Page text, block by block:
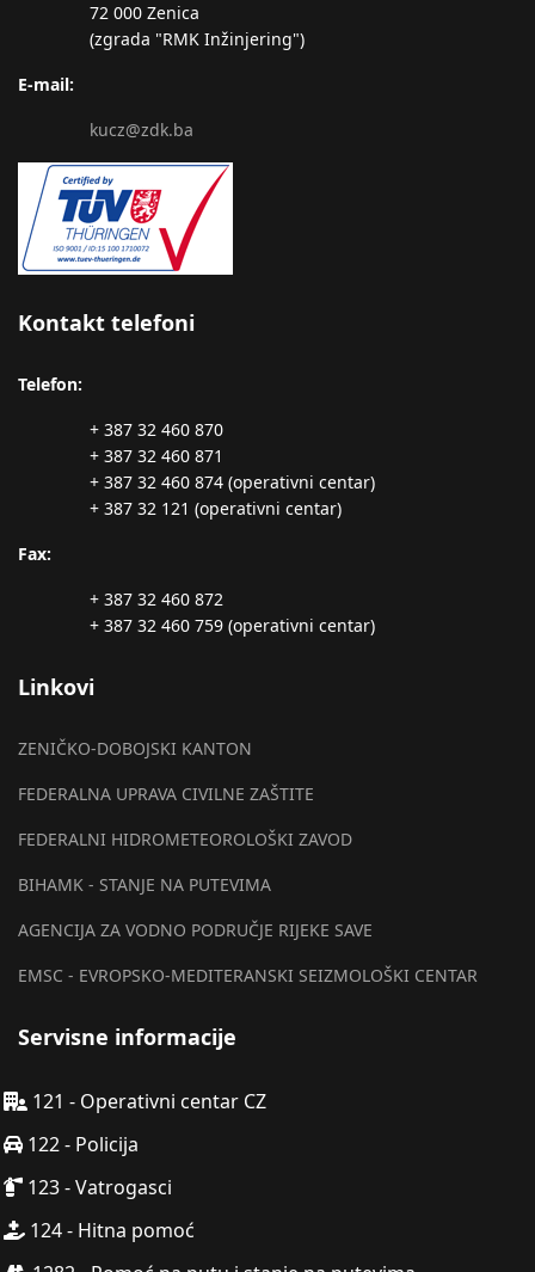
72 000 Zenica
(zgrada "RMK Inžinjering")
E-mail:
kucz@zdk.ba
Kontakt telefoni
Telefon:
+ 387 32 460 870
+ 387 32 460 871
+ 387 32 460 874 (operativni centar)
+ 387 32 121 (operativni centar)
Fax:
+ 387 32 460 872
+ 387 32 460 759 (operativni centar)
Linkovi
ZENIČKO-DOBOJSKI KANTON
FEDERALNA UPRAVA CIVILNE ZAŠTITE
FEDERALNI HIDROMETEOROLOŠKI ZAVOD
BIHAMK - STANJE NA PUTEVIMA
AGENCIJA ZA VODNO PODRUČJE RIJEKE SAVE
EMSC - EVROPSKO-MEDITERANSKI SEIZMOLOŠKI CENTAR
Servisne informacije
121 - Operativni centar CZ
122 - Policija
123 - Vatrogasci
124 - Hitna pomoć